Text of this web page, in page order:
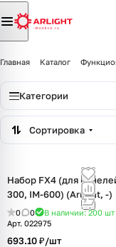
Главная Каталог
Категории
Сортировка
Набор FX4 (для
300, IM-600) (Arlight, -)
0 0 В наличии: 200 шт
Арт. 022975
693.10 ₽/шт